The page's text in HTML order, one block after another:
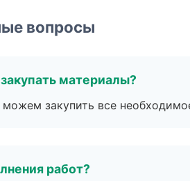
вопросы
материалы?
закупить все
работ?